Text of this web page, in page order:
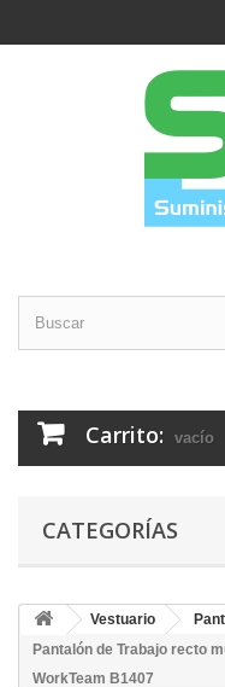
Carrito: vacío
CATEGORÍAS
Vestuario
Pantalón de Trabajo recto
WorkTeam B1407